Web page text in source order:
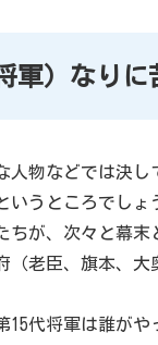
軍）なりに
人物などでは決
うところでしょ
ちが、次々と幕
（老臣、旗本、
代将軍は誰が